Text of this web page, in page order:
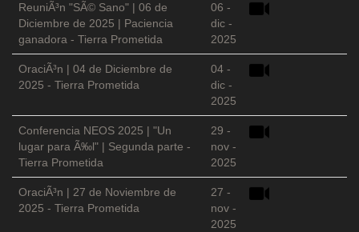
ReuniÃ³n "SÃ© Sano" | 06 de
Diciembre de 2025 | Paciencia
ganadora - Tierra Prometida
06 -
dic -
2025
OraciÃ³n | 04 de Diciembre de
2025 - Tierra Prometida
04 -
dic -
2025
Conferencia NEOS 2025 | "Un
lugar para Ã‰l" | Segunda parte -
Tierra Prometida
29 -
nov -
2025
OraciÃ³n | 27 de Noviembre de
2025 - Tierra Prometida
27 -
nov -
2025